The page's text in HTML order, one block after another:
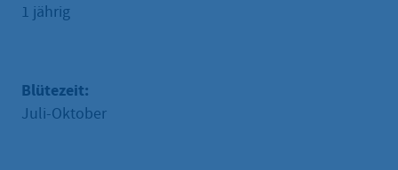
1 jährig
Blütezeit:
Juli-Oktober